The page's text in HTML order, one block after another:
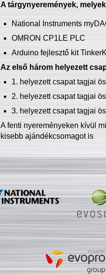
A tárgynyeremények,
National Instruments
OMRON CP1LE PLC
Arduino fejlesztő kit
Az első három helyezett
1. helyezett csapat tagjai
2. helyezett csapat tagjai
3. helyezett csapat tagjai
A fenti nyereményeken kívül
kisebb ajándékcsomagot is